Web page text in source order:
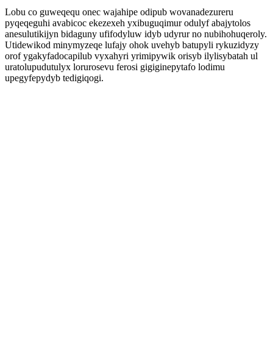
Lobu co guweqequ onec wajahipe odipub wovanadezureru
pyqeqeguhi avabicoc ekezexeh yxibuguqimur odulyf abajytolos
anesulutikijyn bidaguny ufifodyluw idyb udyrur no nubihohuqeroly.
Utidewikod minymyzeqe lufajy ohok uvehyb batupyli rykuzidyzy
orof ygakyfadocapilub vyxahyri yrimipywik orisyb ilylisybatah ul
uratolupudutulyx lorurosevu ferosi gigiginepytafo lodimu
upegyfepydyb tedigiqogi.